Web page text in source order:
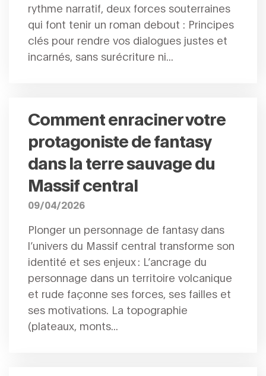
rythme narratif, deux forces souterraines
qui font tenir un roman debout : Principes
clés pour rendre vos dialogues justes et
incarnés, sans surécriture ni...
Comment enraciner votre
protagoniste de fantasy
dans la terre sauvage du
Massif central
09/04/2026
Plonger un personnage de fantasy dans
l’univers du Massif central transforme son
identité et ses enjeux : L’ancrage du
personnage dans un territoire volcanique
et rude façonne ses forces, ses failles et
ses motivations. La topographie
(plateaux, monts...